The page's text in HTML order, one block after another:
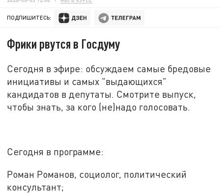
ПОДПИШИТЕСЬ:
Фрики рвутся в Госдуму
Сегодня в эфире: обсуждаем самые бредовые
инициативы и самых "выдающихся"
кандидатов в депутаты. Смотрите выпуск,
чтобы знать, за кого (не)надо голосовать.
Сегодня в программе:
Роман Романов, социолог, политический
консультант;